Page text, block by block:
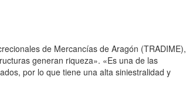
de Mercancías de Aragón (TRADIME),
generan riqueza». «Es una de las
por lo que tiene una alta siniestralidad y